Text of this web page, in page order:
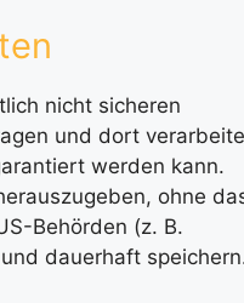
nicht sicheren
und dort
werden kann.
ohne
Behörden (z. B.
dauerhaft